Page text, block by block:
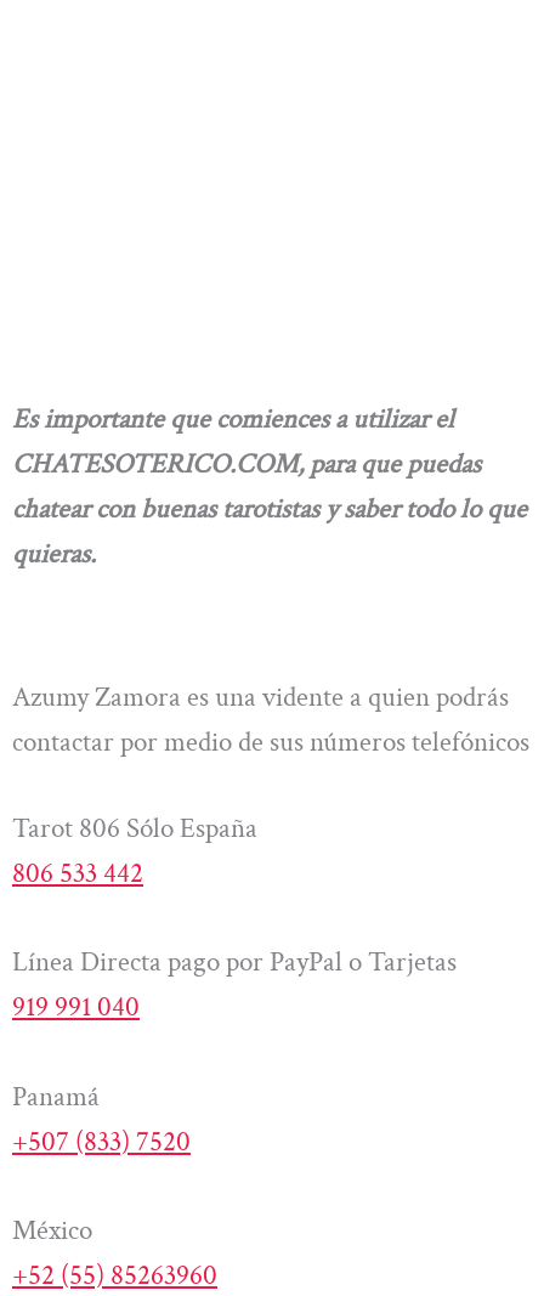
Es importante que comiences a utilizar el
CHATESOTERICO.COM, para que puedas
chatear con buenas tarotistas y saber todo lo que
quieras.
Azumy Zamora es una vidente a quien podrás
contactar por medio de sus números telefónicos
Tarot 806 Sólo España
806 533 442
Línea Directa pago por PayPal o Tarjetas
919 991 040
Panamá
+507 (833) 7520
México
+52 (55) 85263960